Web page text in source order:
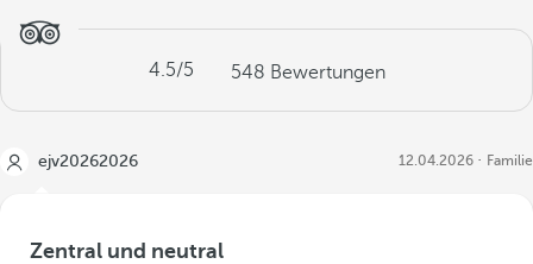
4.5/5 548 Bewertungen
ejv20262026 12.04.2026 Familie
Zentral und neutral